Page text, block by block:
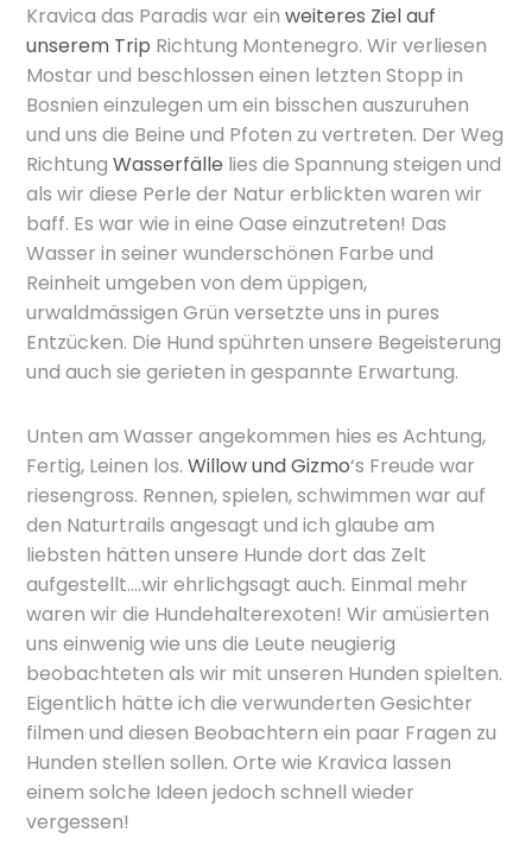
Kravica das Paradis war einweiteres Ziel auf
unserem Trip Richtung Montenegro. Wir verliesen
Mostar und beschlossen einen letzten Stopp in
Bosnien einzulegen um ein bisschen auszuruhen
und uns die Beine und Pfoten zu vertreten. Der Weg
Richtung Wasserfälle lies die Spannung steigen und
als wir diese Perle der Natur erblickten waren wir
baff. Es war wie in eine Oase einzutreten! Das
Wasser in seiner wunderschönen Farbe und
Reinheit umgeben von dem üppigen,
urwaldmässigen Grün versetzte uns in pures
Entzücken. Die Hund spührten unsere Begeisterung
und auch sie gerieten in gespannte Erwartung.
Unten am Wasser angekommen hies es Achtung,
Fertig, Leinen los.Willow und Gizmo‘s Freude war
riesengross. Rennen, spielen, schwimmen war auf
den Naturtrails angesagt und ich glaube am
liebsten hätten unsere Hunde dort das Zelt
aufgestellt….wir ehrlichgsagt auch. Einmal mehr
waren wir die Hundehalterexoten! Wir amüsierten
uns einwenig wie uns die Leute neugierig
beobachteten als wir mit unseren Hunden spielten.
Eigentlich hätte ich die verwunderten Gesichter
filmen und diesen Beobachtern ein paar Fragen zu
Hunden stellen sollen. Orte wie Kravica lassen
einem solche Ideen jedoch schnell wieder
vergessen!